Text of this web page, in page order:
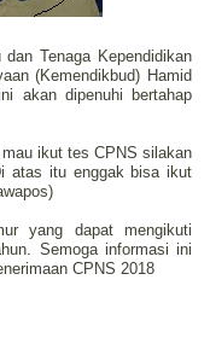
Tenaga Kependidikan
(Kemendikbud) Hamid
akan dipenuhi bertahap
ikut tes CPNS silakan
atas itu enggak bisa ikut
yang dapat mengikuti
Semoga informasi ini
CPNS 2018